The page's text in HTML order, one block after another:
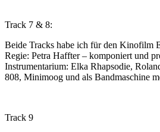
Track 7 & 8:
Beide Tracks habe ich für den
Regie: Petra Haffter – komponiert und
Instrumentarium: Elka Rhapsodie,
808, Minimoog und als Bandmaschine
Track 9